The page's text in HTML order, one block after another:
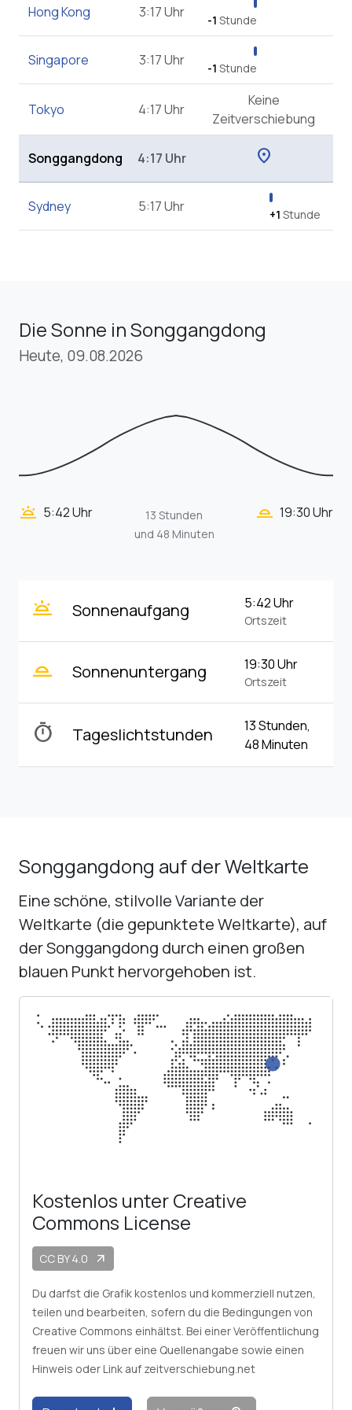
Hong Kong 3:17 Uhr -1 Stunde
Singapore 3:17 Uhr -1 Stunde
Tokyo 4:17 Uhr
Keine
Zeitverschiebung
Songgangdong 4:17 Uhr location_on
Sydney 5:17 Uhr +1 Stunde
Die Sonne in Songgangdong
Heute, 09.08.2026
wb_twilight 5:42 Uhr
13 Stunden
und 48 Minuten
wb_twilight_2 19:30 Uhr
wb_twilight Sonnenaufgang 5:42 Uhr
Ortszeit
wb_twilight_2 Sonnenuntergang 19:30 Uhr
Ortszeit
timer Tageslichtstunden
13 Stunden,
48 Minuten
Songgangdong auf der Weltkarte
Eine schöne, stilvolle Variante der
Weltkarte (die gepunktete Weltkarte), auf
der Songgangdong durch einen großen
blauen Punkt hervorgehoben ist.
Kostenlos unter Creative
Commons License
CC BY 4.0 arrow_outward
Du darfst die Grafik kostenlos und kommerziell nutzen,
teilen und bearbeiten, sofern du die Bedingungen von
Creative Commons einhältst. Bei einer Veröffentlichung
freuen wir uns über eine Quellenangabe sowie einen
Hinweis oder Link auf zeitverschiebung.net